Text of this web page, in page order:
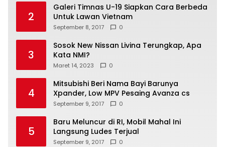
2
Galeri Timnas U-19 Siapkan Cara Berbeda
Untuk Lawan Vietnam
September 8, 2017 0
3
Sosok New Nissan Livina Terungkap, Apa
Kata NMI?
Maret 14, 2023 0
4
Mitsubishi Beri Nama Bayi Barunya
Xpander, Low MPV Pesaing Avanza cs
September 9, 2017 0
5
Baru Meluncur di RI, Mobil Mahal Ini
Langsung Ludes Terjual
September 9, 2017 0